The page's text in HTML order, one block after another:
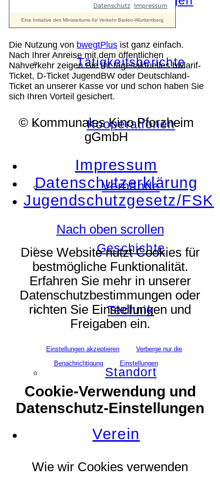
Tätigkeitsberichte
Kooperationen
Verbände
Geschichte
Technik
Standort
Verein
Die Nutzung von bwegtPlus ist ganz einfach.
Nach Ihrer Anreise mit dem öffentlichen
Nahverkehr zeigen Sie Ihr tagesaktuelles bwlarif-
Ticket, D-Ticket JugendBW oder Deutschland-
Ticket an unserer Kasse vor und schon haben Sie
sich Ihren Vorteil gesichert.
© Kommunales Kino Pforzheim
gGmbH
Impressum
Datenschutzerklärung
Jugendschutzgesetz/FSK
Nach oben scrollen
Diese Website nutzt Cookies für
bestmögliche Funktionalität.
Erfahren Sie mehr in unserer
Datenschutzbestimmungen oder
richten Sie Einstellungen und
Freigaben ein.
Einstellungen akzeptieren
Verberge nur die
Benachrichtigung
Einstellungen
Cookie-Verwendung und
Datenschutz-Einstellungen
Wie wir Cookies verwenden